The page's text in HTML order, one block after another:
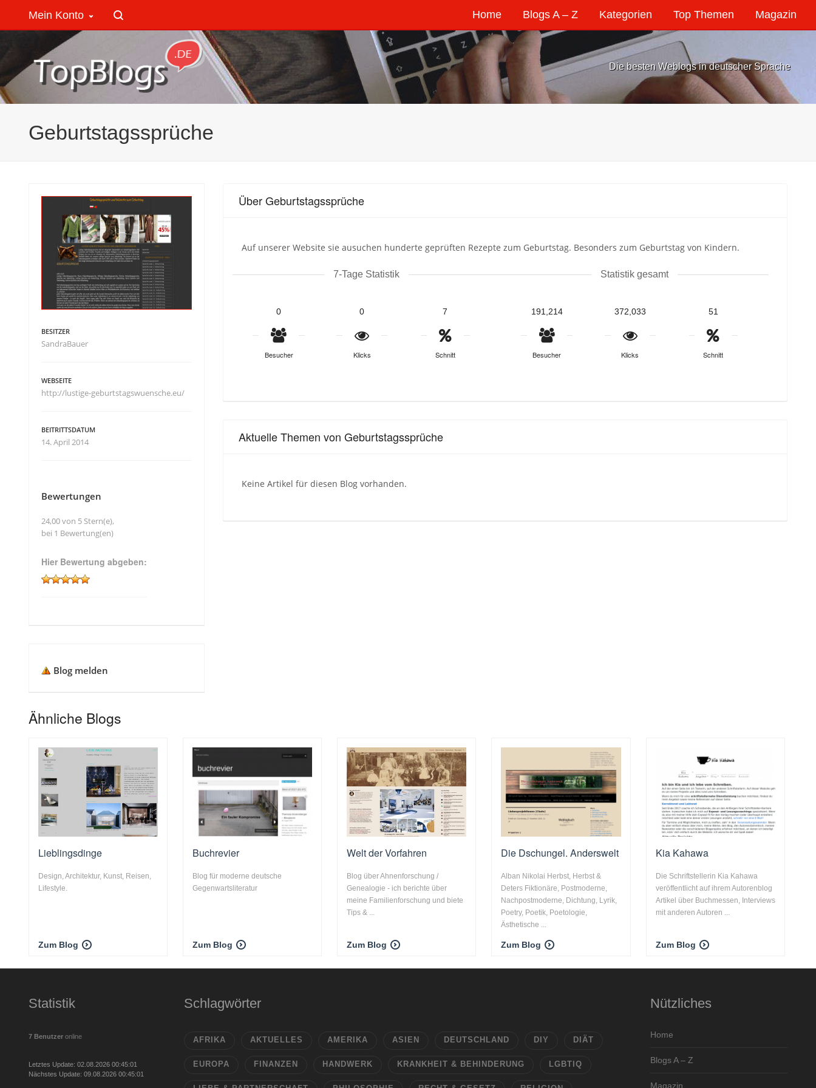
Home Blogs A – Z Kategorien Top Themen Magazin
Mein Konto
Die besten Weblogs in deutscher Sprache
Geburtstagssprüche
Über Geburtstagssprüche
Auf unserer Website sie ausuchen hunderte geprüften Rezepte zum Geburtstag. Besonders zum Geburtstag von Kindern.
7-Tage Statistik
0
Besucher
0
Klicks
7
Schnitt
Statistik gesamt
191,214
Besucher
372,033
Klicks
51
Schnitt
Aktuelle Themen von Geburtstagssprüche
Keine Artikel für diesen Blog vorhanden.
BESITZER
SandraBauer
WEBSEITE
http://lustige-geburtstagswuensche.eu/
BEITRITTSDATUM
14. April 2014
Bewertungen
24,00 von 5 Stern(e),
bei 1 Bewertung(en)
Hier Bewertung abgeben:
Blog melden
Ähnliche Blogs
Lieblingsdinge
Design, Architektur, Kunst, Reisen,
Lifestyle.
Zum Blog
Buchrevier
Blog für moderne deutsche
Gegenwartsliteratur
Zum Blog
Welt der Vorfahren
Blog über Ahnenforschung /
Genealogie - ich berichte über
meine Familienforschung und biete
Tips & ...
Zum Blog
Die Dschungel. Anderswelt
Alban Nikolai Herbst, Herbst &
Deters Fiktionäre, Postmoderne,
Nachpostmoderne, Dichtung, Lyrik,
Poetry, Poetik, Poetologie,
Ästhetische ...
Zum Blog
Kia Kahawa
Die Schriftstellerin Kia Kahawa
veröffentlicht auf ihrem Autorenblog
Artikel über Buchmessen, Interviews
mit anderen Autoren ...
Zum Blog
Statistik
7 Benutzer online
Letztes Update: 02.08.2026 00:45:01
Nächstes Update: 09.08.2026 00:45:01
Schlagwörter
AFRIKA AKTUELLES AMERIKA ASIEN DEUTSCHLAND DIY DIÄT
EUROPA FINANZEN HANDWERK KRANKHEIT & BEHINDERUNG LGBTIQ
Nützliches
Home
Blogs A – Z
Magazin